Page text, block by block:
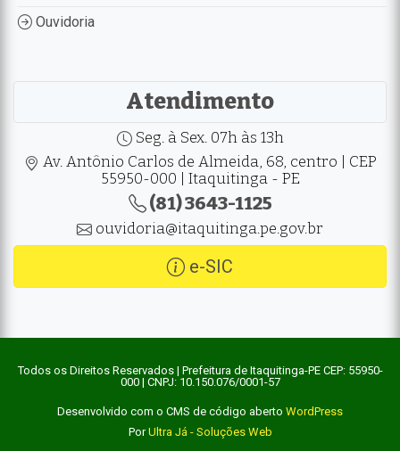
Ouvidoria
Atendimento
Seg. à Sex. 07h às 13h
Av. Antônio Carlos de Almeida, 68, centro | CEP
55950-000 | Itaquitinga - PE
(81) 3643-1125
ouvidoria@itaquitinga.pe.gov.br
e-SIC
Todos os Direitos Reservados | Prefeitura de Itaquitinga-PE CEP: 55950-
000 | CNPJ: 10.150.076/0001-57
Desenvolvido com o CMS de código aberto WordPress
PorUltra Já - Soluções Web